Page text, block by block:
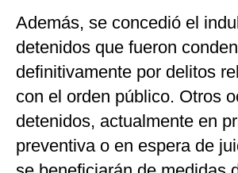
Además, se concedió el
detenidos que fueron
definitivamente por delitos
con el orden público. Otros
detenidos, actualmente en
preventiva o en espera de